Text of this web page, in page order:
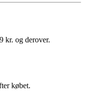
kr. og derover.
købet.